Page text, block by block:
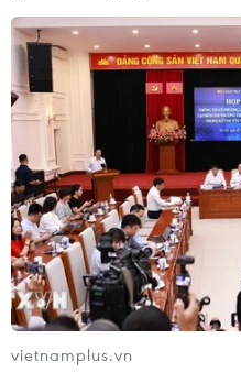
Israel bóng gió 5
thỏa thuận hạt
11/12/2016 23:33
Ngày 11/12, Thủ tướng
biết ông muốn làm việc
Donald Trump để hủy bỏ
vietnamplus.vn